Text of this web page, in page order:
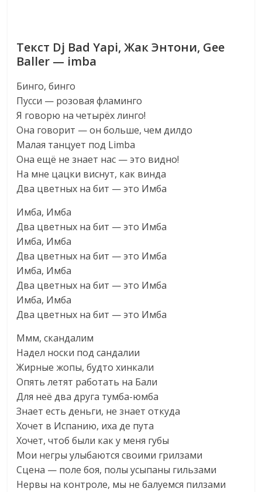
Текст Dj Bad Yapi, Жак Энтони, Gee
Baller — imba
Бинго, бинго
Пусси — розовая фламинго
Я говорю на четырёх линго!
Она говорит — он больше, чем дилдо
Малая танцует под Limba
Она ещё не знает нас — это видно!
На мне цацки виснут, как винда
Два цветных на бит — это Имба
Имба, Имба
Два цветных на бит — это Имба
Имба, Имба
Два цветных на бит — это Имба
Имба, Имба
Два цветных на бит — это Имба
Имба, Имба
Два цветных на бит — это Имба
Ммм, скандалим
Надел носки под сандалии
Жирные жопы, будто хинкали
Опять летят работать на Бали
Для неё два друга тумба-юмба
Знает есть деньги, не знает откуда
Хочет в Испанию, иха де пута
Хочет, чтоб были как у меня губы
Мои негры улыбаются своими грилзами
Сцена — поле боя, полы усыпаны гильзами
Нервы на контроле, мы не балуемся пилзами